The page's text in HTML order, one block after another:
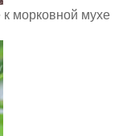
морковной мухе